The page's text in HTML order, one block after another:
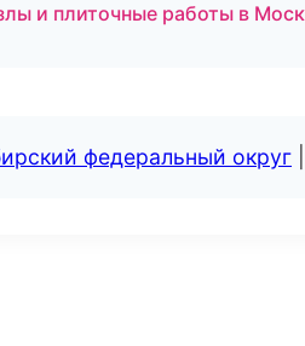
и плиточные работы в
федеральный округ